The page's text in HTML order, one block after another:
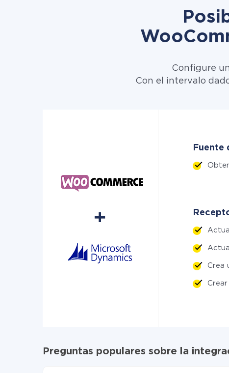
Configure
Con el intervalo
Fuente
Crea
Preguntas populares sobre la